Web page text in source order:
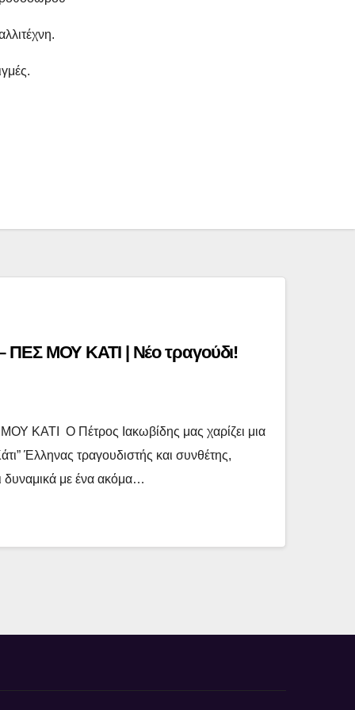
ΜΟΥ ΚΑΤΙ | Νέο τραγούδι!
ΚΑΤΙ Ο Πέτρος Ιακωβίδης μας χαρίζει μια
Έλληνας τραγουδιστής και συνθέτης,
δυναμικά με ένα ακόμα…